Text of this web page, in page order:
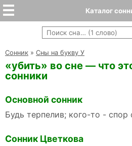
Каталог
Cонник » Сны на букву У
«убить» во сне — что
сонники
Основной сонник
Будь терпелив; кого-то -
Сонник Цветкова